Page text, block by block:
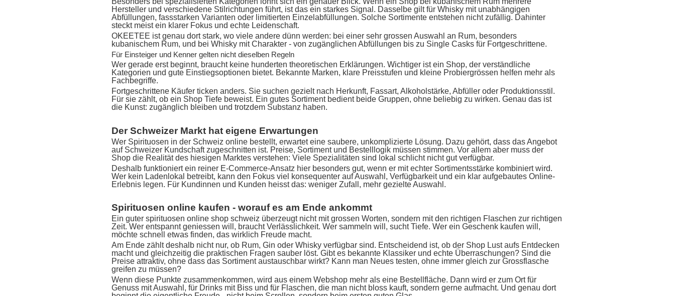
Hersteller und verschiedene Stilrichtungen führt, ist das ein starkes Signal. Dasselbe gilt für Whisky mit unabhängigen
Abfüllungen, fassstarken Varianten oder limitierten Einzelabfüllungen. Solche Sortimente entstehen nicht zufällig. Dahinter
steckt meist ein klarer Fokus und echte Leidenschaft.
OKEETEE ist genau dort stark, wo viele andere dünn werden: bei einer sehr grossen Auswahl an Rum, besonders
kubanischem Rum, und bei Whisky mit Charakter - von zugänglichen Abfüllungen bis zu Single Casks für Fortgeschrittene.
Für Einsteiger und Kenner gelten nicht dieselben Regeln
Wer gerade erst beginnt, braucht keine hunderten theoretischen Erklärungen. Wichtiger ist ein Shop, der verständliche
Kategorien und gute Einstiegsoptionen bietet. Bekannte Marken, klare Preisstufen und kleine Probiergrössen helfen mehr als
Fachbegriffe.
Fortgeschrittene Käufer ticken anders. Sie suchen gezielt nach Herkunft, Fassart, Alkoholstärke, Abfüller oder Produktionsstil.
Für sie zählt, ob ein Shop Tiefe beweist. Ein gutes Sortiment bedient beide Gruppen, ohne beliebig zu wirken. Genau das ist
die Kunst: zugänglich bleiben und trotzdem Substanz haben.
Der Schweizer Markt hat eigene Erwartungen
Wer Spirituosen in der Schweiz online bestellt, erwartet eine saubere, unkomplizierte Lösung. Dazu gehört, dass das Angebot
auf Schweizer Kundschaft zugeschnitten ist. Preise, Sortiment und Bestelllogik müssen stimmen. Vor allem aber muss der
Shop die Realität des hiesigen Marktes verstehen: Viele Spezialitäten sind lokal schlicht nicht gut verfügbar.
Deshalb funktioniert ein reiner E-Commerce-Ansatz hier besonders gut, wenn er mit echter Sortimentsstärke kombiniert wird.
Wer kein Ladenlokal betreibt, kann den Fokus viel konsequenter auf Auswahl, Verfügbarkeit und ein klar aufgebautes Online-
Erlebnis legen. Für Kundinnen und Kunden heisst das: weniger Zufall, mehr gezielte Auswahl.
Spirituosen online kaufen - worauf es am Ende ankommt
Ein guter spirituosen online shop schweiz überzeugt nicht mit grossen Worten, sondern mit den richtigen Flaschen zur richtigen
Zeit. Wer entspannt geniessen will, braucht Verlässlichkeit. Wer sammeln will, sucht Tiefe. Wer ein Geschenk kaufen will,
möchte schnell etwas finden, das wirklich Freude macht.
Am Ende zählt deshalb nicht nur, ob Rum, Gin oder Whisky verfügbar sind. Entscheidend ist, ob der Shop Lust aufs Entdecken
macht und gleichzeitig die praktischen Fragen sauber löst. Gibt es bekannte Klassiker und echte Überraschungen? Sind die
Preise attraktiv, ohne dass das Sortiment austauschbar wirkt? Kann man Neues testen, ohne immer gleich zur Grossflasche
greifen zu müssen?
Wenn diese Punkte zusammenkommen, wird aus einem Webshop mehr als eine Bestellfläche. Dann wird er zum Ort für
Genuss mit Auswahl, für Drinks mit Biss und für Flaschen, die man nicht bloss kauft, sondern gerne aufmacht. Und genau dort